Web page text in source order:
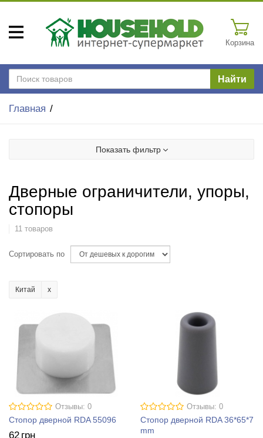
Корзина
Найти
Главная
Показать фильтр
Дверные ограничители, упоры,
стопоры
11 товаров
Сортировать по
Китай
Отзывы: 0
Стопор дверной RDA 55096
62 грн
Отзывы: 0
Стопор дверной RDA 36*65*7
mm